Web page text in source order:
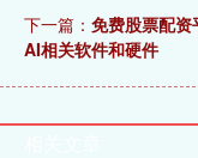
下一篇： 免费股票配资
AI相关软件和硬件